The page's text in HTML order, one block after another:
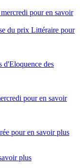
pour en savoir
du prix Littéraire pour
d'Eloquence des
pour en savoir
pour en savoir plus
plus